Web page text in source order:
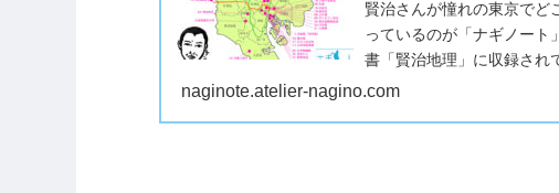
賢治さんが憧れの東京でど
っているのが「ナギノート
書「賢治地理」に収録され
跡』です。2024年は過去に
naginote.atelier-nagino.com